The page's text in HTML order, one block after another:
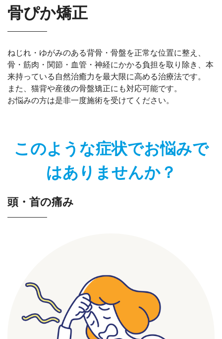
骨ぴか矯正
ねじれ・ゆがみのある背骨・骨盤を正常な位置に整え、
骨・筋肉・関節・血管・神経にかかる負担を取り除き、本
来持っている自然治癒力を最大限に高める治療法です。
また、猫背や産後の骨盤矯正にも対応可能です。
お悩みの方は是非一度施術を受けてください。
このような症状でお悩みで
はありませんか？
頭・首の痛み